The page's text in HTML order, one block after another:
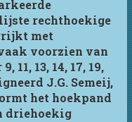
rechthoekige
met
voorzien van
11, 13, 14, 17, 19,
J.G. Semeij,
het hoekpand
driehoekig